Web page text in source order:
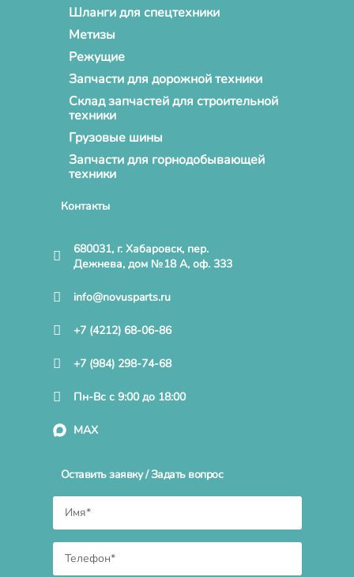
Шланги для спецтехники
Метизы
Режущие
Запчасти для дорожной техники
Склад запчастей для строительной
техники
Грузовые шины
Запчасти для горнодобывающей
техники
Контакты
680031, г. Хабаровск, пер.
Дежнева, дом №18 А, оф. 333
info@novusparts.ru
+7 (4212) 68-06-86
+7 (984) 298-74-68
Пн-Вс с 9:00 до 18:00
MAX
Оставить заявку / Задать вопрос